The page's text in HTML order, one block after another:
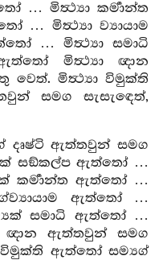
… මිත්‍ථ්‍යා කර්‍මාන්ත
… මිත්‍ථ්‍යා ව්‍යායාම
… මිත්‍ථ්‍යා සමාධි
මිත්‍ථ්‍යා ඥාන
වෙත්. මිත්‍ථ්‍යා විමුක්ති
සමග සැසැඳෙත්,
දෘෂ්ටි ඇත්තවුන් සමග
සඞ්කල්ප ඇත්තෝ …
කර්‍මාන්ත ඇත්තෝ …
ඇත්තෝ …
සමාධි ඇත්තෝ …
ඇත්තවුන් සමග
විමුක්ති ඇත්තෝ සම්‍යග්